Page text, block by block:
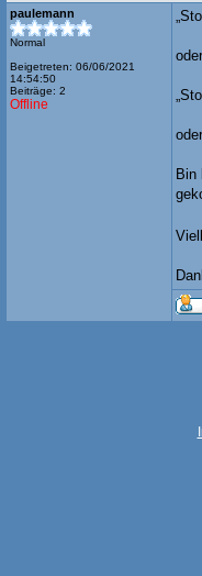
paulemann
Normal
Beigetreten: 06/06/2021
14:54:50
Beiträge: 2
Offline
oder
Bin